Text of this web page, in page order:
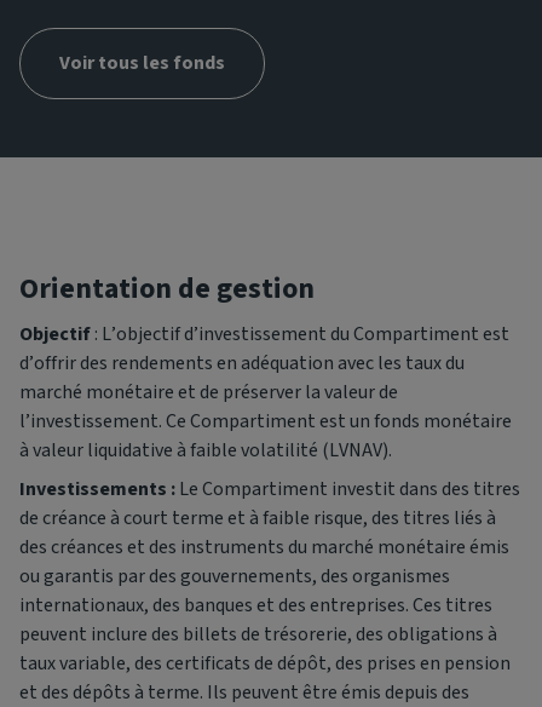
Voir tous les fonds
Orientation de gestion
Objectif: L’objectif d’investissement du Compartiment est
d’offrir des rendements en adéquation avec les taux du
marché monétaire et de préserver la valeur de
l’investissement. Ce Compartiment est un fonds monétaire
à valeur liquidative à faible volatilité (LVNAV).
Investissements :Le Compartiment investit dans des titres
de créance à court terme et à faible risque, des titres liés à
des créances et des instruments du marché monétaire émis
ou garantis par des gouvernements, des organismes
internationaux, des banques et des entreprises. Ces titres
peuvent inclure des billets de trésorerie, des obligations à
taux variable, des certificats de dépôt, des prises en pension
et des dépôts à terme. Ils peuvent être émis depuis des